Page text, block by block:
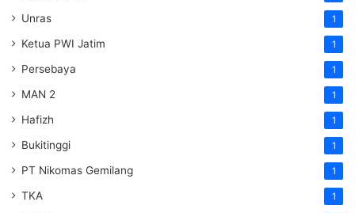
Unras 1
Ketua PWI Jatim 1
Persebaya 1
MAN 2 1
Hafizh 1
Bukitinggi 1
PT Nikomas Gemilang 1
TKA 1